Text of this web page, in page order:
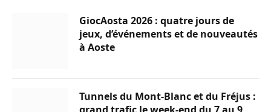
GiocAosta 2026 : quatre jours de
jeux, d’événements et de nouveautés
à Aoste
Tunnels du Mont-Blanc et du Fréjus :